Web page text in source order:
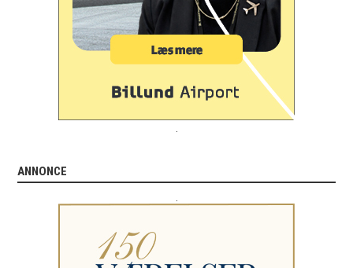
.
ANNONCE
.